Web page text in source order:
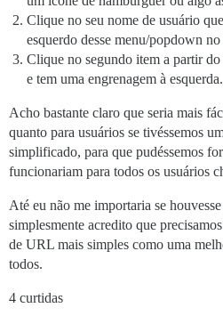
Clique no seu nome de usuário
esquerdo desse menu/popdown
Clique no segundo item a partir
e tem uma engrenagem à esquerda.
Acho bastante claro que seria mais
quanto para usuários se tivéssemos
simplificado, para que pudéssemos
funcionariam para todos os usuários
Até eu não me importaria se
simplesmente acredito que
de URL mais simples como uma
todos.
4 curtidas